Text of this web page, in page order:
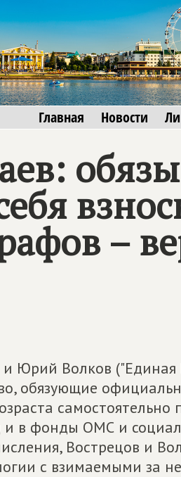
Главная Новости
–
Юрий Волков ("Единая
обязующие
самостоятельно
в фонды ОМС и
Вострецов и
с взимаемыми за